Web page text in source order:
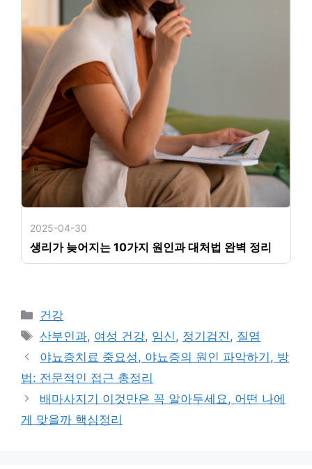
2025-04-30
생리가 늦어지는 10가지 원인과 대처법 완벽 정리
카
테
리
건강
태
그
산부인과, 여성 건강, 임신 , 정기검진 , 질염
야뇨증치료 중요성, 야뇨증의 원인 파악하기, 방
법: 전문적인 접근 총정리
배마사지기 이것만은 꼭 알아두세요, 어떤 나에
게 맞을까 핵심정리